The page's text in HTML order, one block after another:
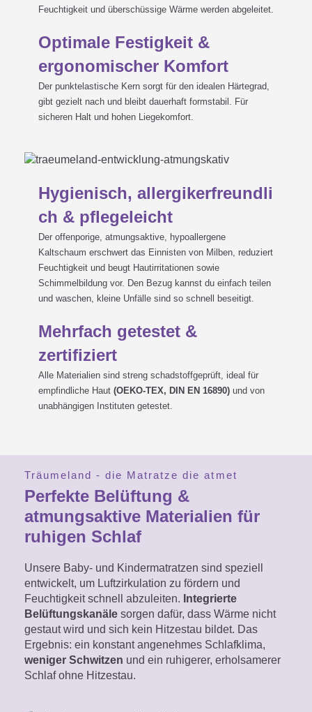
Kann ich Angelcare® mit einer
Träumeland Matratze
benutzen?

Stubenkorb, Bollerwagen,…)
passt keine Matratze aus dem
Träumeland -
auch Sondermaße?
Maximal mögliche Größen bei
Benötige ich eine zusätzliche
Auflage zum im Bezug
integrierten Nässeschutz?
Ab wann kann ich eine
luftdichte Nässeschutzauflage 
Feuchtigkeit und überschüssige Wärme werden abgeleitet.
Optimale Festigkeit &
ergonomischer Komfort
Der punktelastische Kern sorgt für den idealen Härtegrad,
gibt gezielt nach und bleibt dauerhaft formstabil. Für
sicheren Halt und hohen Liegekomfort.
Hygienisch, allergikerfreundli
ch & pflegeleicht
Der offenporige, atmungsaktive, hypoallergene
Kaltschaum erschwert das Einnisten von Milben, reduziert
Feuchtigkeit und beugt Hautirritationen sowie
Schimmelbildung vor. Den Bezug kannst du einfach teilen
und waschen, kleine Unfälle sind so schnell beseitigt.
Mehrfach getestet &
zertifiziert
Alle Materialien sind streng schadstoffgeprüft, ideal für
empfindliche Haut (OEKO-TEX, DIN EN 16890) und von
unabhängigen Instituten getestet.
Träumeland - die Matratze die atmet
Perfekte Belüftung &
atmungsaktive Materialien für
ruhigen Schlaf
Unsere Baby- und Kindermatratzen sind speziell
entwickelt, um Luftzirkulation zu fördern und
Feuchtigkeit schnell abzuleiten. Integrierte
Belüftungskanäle sorgen dafür, dass Wärme nicht
gestaut wird und sich kein Hitzestau bildet. Das
Ergebnis: ein konstant angenehmes Schlafklima,
weniger Schwitzen und ein ruhigerer, erholsamerer
Schlaf ohne Hitzestau.